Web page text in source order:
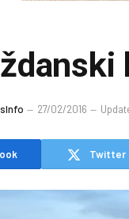
27/02/2016
Twitter